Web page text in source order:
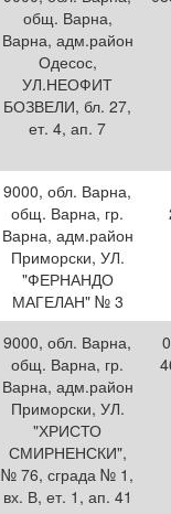
общ. Варна,
Варна, адм.район
Одесос,
УЛ.НЕОФИТ
БОЗВЕЛИ, бл. 27,
ет. 4, ап. 7
9000, обл. Варна,
общ. Варна, гр.
Варна, адм.район
Приморски, УЛ.
"ФЕРНАНДО
МАГЕЛАН" № 3
9000, обл. Варна,
общ. Варна, гр.
Варна, адм.район
Приморски, УЛ.
"ХРИСТО
СМИРНЕНСКИ",
№ 76, сграда № 1,
вх. В, ет. 1, ап. 41